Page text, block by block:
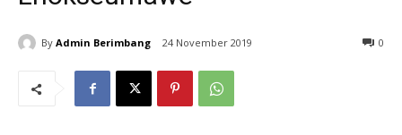
By Admin Berimbang 24 November 2019 0